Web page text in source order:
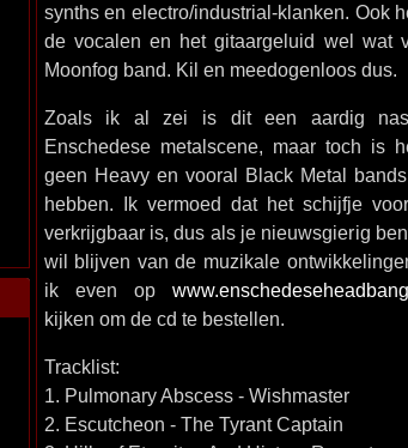
synths en electro/industrial-klanken. Ook
de vocalen en het gitaargeluid wel wat
Moonfog band. Kil en meedogenloos dus.
Zoals ik al zei is dit een aardig
Enschedese metalscene, maar toch is
geen Heavy en vooral Black Metal
hebben. Ik vermoed dat het schijfje
verkrijgbaar is, dus als je nieuwsgierig
wil blijven van de muzikale
ik even op
kijken om de cd te bestellen.
Tracklist:
1. Pulmonary Abscess - Wishmaster
2. Escutcheon - The Tyrant Captain